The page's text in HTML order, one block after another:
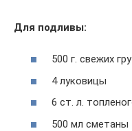
Для подливы:
500 г. свежих
4 луковицы
6 ст. л.
500 мл сметаны